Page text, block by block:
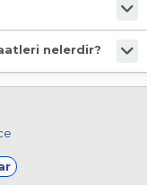
"Yüzme Havuzlu,
nelerdir?